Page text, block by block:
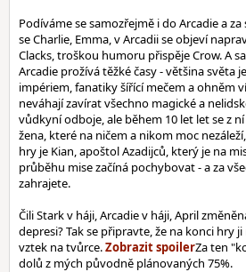
Podíváme se samozřejmě i do Arcadie a
se Charlie, Emma, v Arcadii se objeví
Clacks, troškou humoru přispěje Crow. A
Arcadie prožívá těžké časy - většina světa
impériem, fanatiky šířící mečem a ohněm
neváhají zavírat všechno magické a
vůdkyní odboje, ale během 10 let let se z
žena, které na ničem a nikom moc
hry je Kian, apoštol Azadijců, který je na
průběhu mise začíná pochybovat - a za
zahrajete.
Čili Stark v háji, Arcadie v háji, April
depresi? Tak se připravte, že na konci hry
vztek na tvůrce.
Za ten
dolů z mých původně plánovaných 75%.